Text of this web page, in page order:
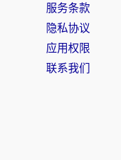
服务条款
隐私协议
应用权限
联系我们